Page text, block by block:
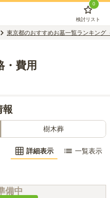
0
検討リスト
東京都のおすすめお墓一覧ランキング
・費用
報
樹木葬
詳細表示 一覧表示
備中